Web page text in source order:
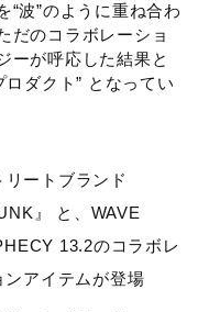
“波”のように重ね合わ
だのコラボレーショ
ーが呼応した結果と
ダクト” となってい